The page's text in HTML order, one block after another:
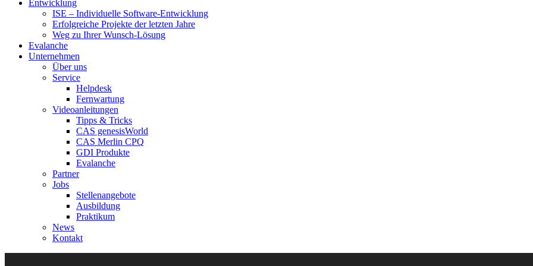
Entwicklung
ISE – Individuelle Software-Entwicklung
Erfolgreiche Projekte der letzten Jahre
Weg zu Ihrer Wunsch-Lösung
Evalanche
Unternehmen
Über uns
Service
Helpdesk
Fernwartung
Videoanleitungen
Tipps & Tricks
CAS genesisWorld
CAS Merlin CPQ
GDI Produkte
Evalanche
Partner
Jobs
Stellenangebote
Ausbildung
Praktikum
News
Kontakt